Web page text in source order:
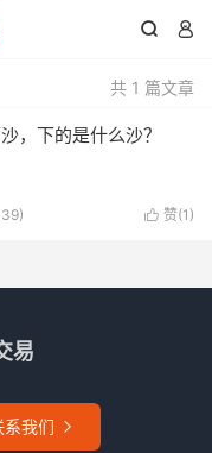
 
共 1 篇文章
，下的是什么沙？
 赞(1 )
易
系我们 